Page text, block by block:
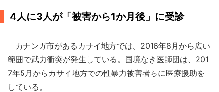
4人に3人が「被害から1か月後」に受診
カナンガ市があるカサイ地方では、2016年8月から広い
範囲で武力衝突が発生している。国境なき医師団は、201
7年5月からカサイ地方での性暴力被害者らに医療援助を
している。